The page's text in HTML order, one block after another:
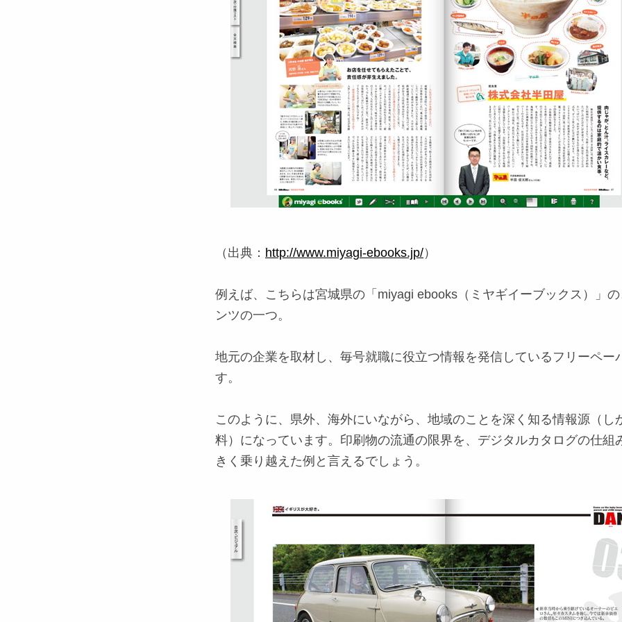
（出典： http://www.miyagi-ebooks.jp/）
例えば、こちらは宮城県の「miyagi ebooks（ミヤギイーブックス）」
ンツの一つ。
地元の企業を取材し、毎号就職に役立つ情報を発信しているフリーペー
す。
このように、県外、海外にいながら、地域のことを深く知る情報源（し
料）になっています。印刷物の流通の限界を、デジタルカタログの仕組
きく乗り越えた例と言えるでしょう。